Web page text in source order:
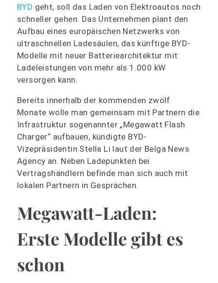
BYD geht, soll das Laden von Elektroautos noch
schneller gehen. Das Unternehmen plant den
Aufbau eines europäischen Netzwerks von
ultraschnellen Ladesäulen, das künftige BYD-
Modelle mit neuer Batteriearchitektur mit
Ladeleistungen von mehr als 1.000 kW
versorgen kann.
Bereits innerhalb der kommenden zwölf
Monate wolle man gemeinsam mit Partnern die
Infrastruktur sogenannter „Megawatt Flash
Charger“ aufbauen, kündigte BYD-
Vizepräsidentin Stella Li laut der Belga News
Agency an. Neben Ladepunkten bei
Vertragshändlern befinde man sich auch mit
lokalen Partnern in Gesprächen.
Megawatt-Laden:
Erste Modelle gibt es
schon